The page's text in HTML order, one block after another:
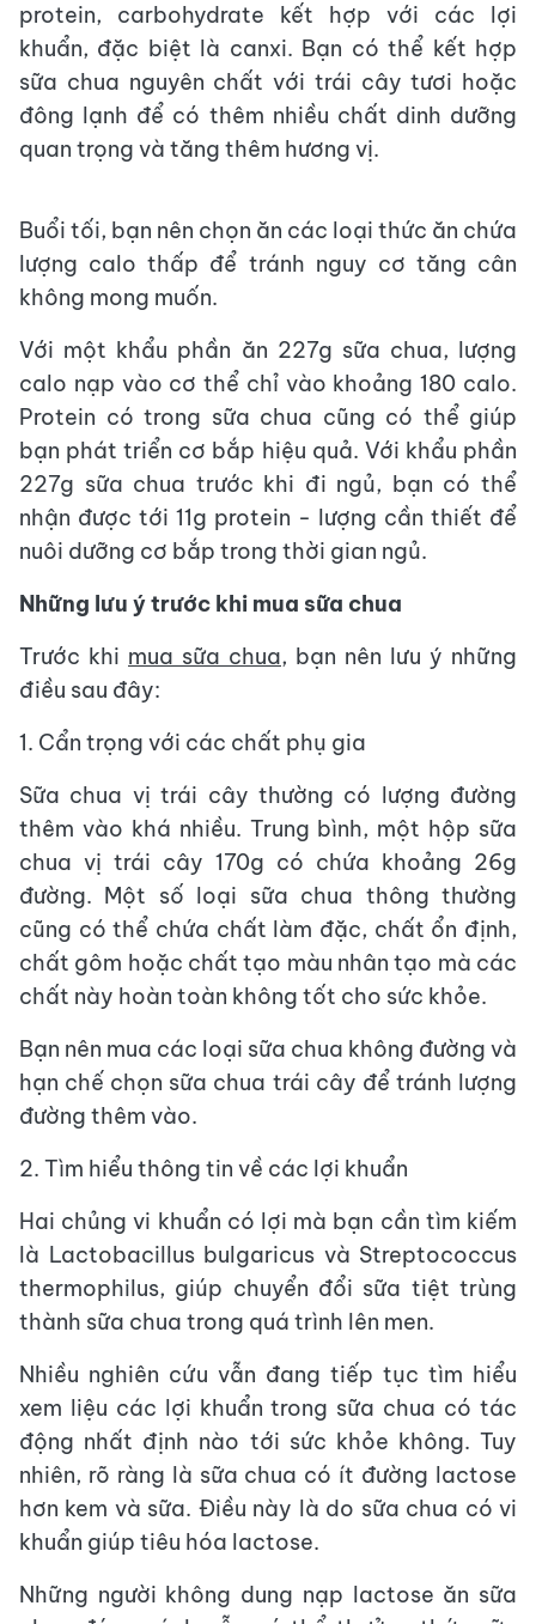
protein, carbohydrate kết hợp với các lợi
khuẩn, đặc biệt là canxi. Bạn có thể kết hợp
sữa chua nguyên chất với trái cây tươi hoặc
đông lạnh để có thêm nhiều chất dinh dưỡng
quan trọng và tăng thêm hương vị.
Buổi tối, bạn nên chọn ăn các loại thức ăn chứa
lượng calo thấp để tránh nguy cơ tăng cân
không mong muốn.
Với một khẩu phần ăn 227g sữa chua, lượng
calo nạp vào cơ thể chỉ vào khoảng 180 calo.
Protein có trong sữa chua cũng có thể giúp
bạn phát triển cơ bắp hiệu quả. Với khẩu phần
227g sữa chua trước khi đi ngủ, bạn có thể
nhận được tới 11g protein - lượng cần thiết để
nuôi dưỡng cơ bắp trong thời gian ngủ.
Những lưu ý trước khi mua sữa chua
Trước khi mua sữa chua, bạn nên lưu ý những
điều sau đây:
1. Cẩn trọng với các chất phụ gia
Sữa chua vị trái cây thường có lượng đường
thêm vào khá nhiều. Trung bình, một hộp sữa
chua vị trái cây 170g có chứa khoảng 26g
đường. Một số loại sữa chua thông thường
cũng có thể chứa chất làm đặc, chất ổn định,
chất gôm hoặc chất tạo màu nhân tạo mà các
chất này hoàn toàn không tốt cho sức khỏe.
Bạn nên mua các loại sữa chua không đường và
hạn chế chọn sữa chua trái cây để tránh lượng
đường thêm vào.
2. Tìm hiểu thông tin về các lợi khuẩn
Hai chủng vi khuẩn có lợi mà bạn cần tìm kiếm
là Lactobacillus bulgaricus và Streptococcus
thermophilus, giúp chuyển đổi sữa tiệt trùng
thành sữa chua trong quá trình lên men.
Nhiều nghiên cứu vẫn đang tiếp tục tìm hiểu
xem liệu các lợi khuẩn trong sữa chua có tác
động nhất định nào tới sức khỏe không. Tuy
nhiên, rõ ràng là sữa chua có ít đường lactose
hơn kem và sữa. Điều này là do sữa chua có vi
khuẩn giúp tiêu hóa lactose.
Những người không dung nạp lactose ăn sữa